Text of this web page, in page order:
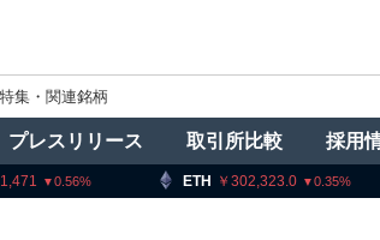
集・関連銘柄
プレスリリース 取引所比較 採用
ETH 302,323.0 0.35